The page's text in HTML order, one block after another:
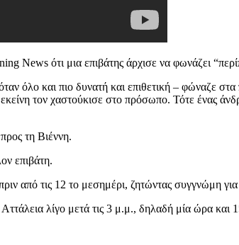
News ότι μια επιβάτης άρχισε να φωνάζει
όλο και πιο δυνατή και επιθετική – φώναζε
τον χαστούκισε στο πρόσωπο. Τότε ένας
τη Βιέννη.
επιβάτη.
από τις 12 το μεσημέρι, ζητώντας συγγνώμη για
λίγο μετά τις 3 μ.μ., δηλαδή μία ώρα και